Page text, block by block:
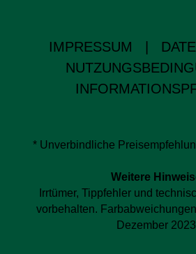
IMPRESSUM
* Unverbindliche
Weitere
Irrtümer, Tippfehler und
vorbehalten.
Dezember 2023